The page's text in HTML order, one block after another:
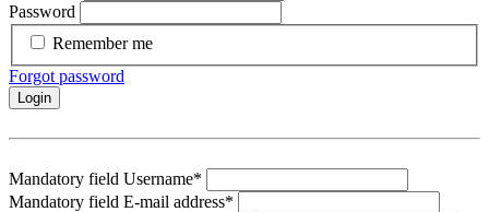
Password
Remember me
Forgot password
Login
Mandatory field Username*
Mandatory field E-mail address*